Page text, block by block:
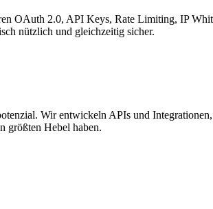
OAuth 2.0, API Keys, Rate Limiting, IP
nützlich und gleichzeitig sicher.
Wir entwickeln APIs und
größten Hebel haben.